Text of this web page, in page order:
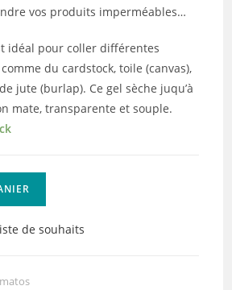
vos produits imperméables…
idéal pour coller différentes
du cardstock, toile (canvas),
jute (burlap). Ce gel sèche juqu’à
mate, transparente et souple.
de souhaits